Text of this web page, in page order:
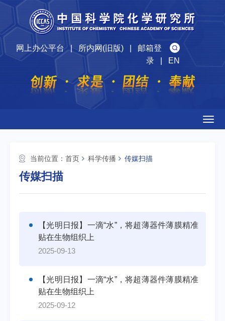
网上办公平台|所内网(旧版)| 邮箱登
录| EN
当前位置： 首页 科学传播 传媒扫描
传媒扫描
【光明日报】一滴“水”，将超薄器件薄膜精准
贴在生物组织上
2025-09-13
【光明日报】一滴“水”，将超薄器件薄膜精准
贴在生物组织上
2025-09-12